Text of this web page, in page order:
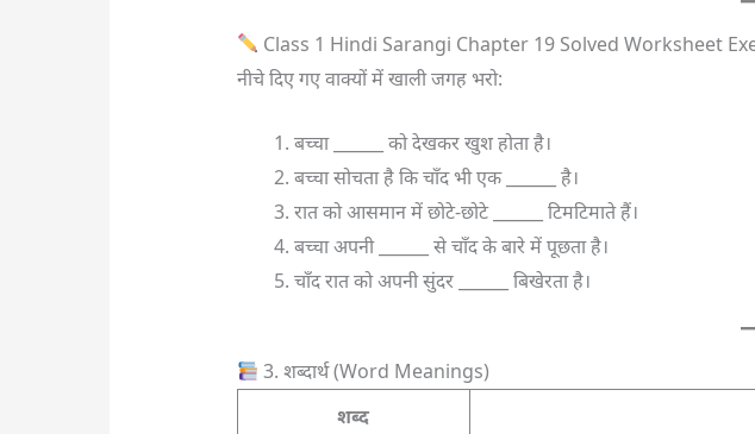
Class 1 Hindi Sarangi Chapter 19 Solved Worksheet
नीचे दिए गए वाक्यों में खाली जगह भरो:
बच्चा ______ को देखकर खुश होता है।
बच्चा सोचता है कि चाँद भी एक ______ है।
रात को आसमान में छोटे-छोटे ______ टिमटिमाते हैं।
बच्चा अपनी ______ से चाँद के बारे में पूछता है।
चाँद रात को अपनी सुंदर ______ बिखेरता है।
3. शब्दार्थ (Word Meanings)
शब्द